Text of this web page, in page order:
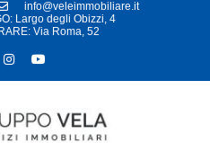
info@veleimmobiliare.it
Largo degli Obizzi, 4
Via Roma, 52